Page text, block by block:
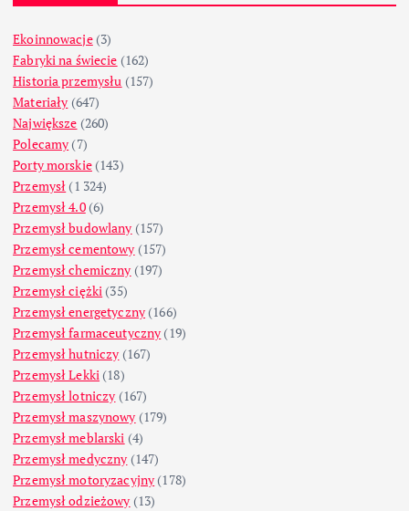
Ekoinnowacje(3)
Fabryki na świecie (162)
Historia przemysłu (157)
Materiały (647)
Największe (260)
Polecamy (7)
Porty morskie(143)
Przemysł (1 324)
Przemysł 4.0(6)
Przemysł budowlany (157)
Przemysł cementowy (157)
Przemysł chemiczny (197)
Przemysł ciężki (35)
Przemysł energetyczny (166)
Przemysł farmaceutyczny (19)
Przemysł hutniczy (167)
Przemysł Lekki (18)
Przemysł lotniczy (167)
Przemysł maszynowy (179)
Przemysł meblarski (4)
Przemysł medyczny (147)
Przemysł motoryzacyjny (178)
Przemysł odzieżowy (13)